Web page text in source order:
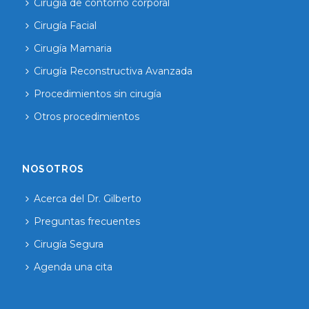
Cirugía de contorno corporal
Cirugía Facial
Cirugía Mamaria
Cirugía Reconstructiva Avanzada
Procedimientos sin cirugía
Otros procedimientos
NOSOTROS
Acerca del Dr. Gilberto
Preguntas frecuentes
Cirugía Segura
Agenda una cita